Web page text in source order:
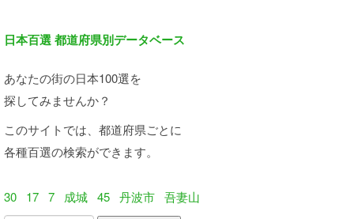
日本百選 都道府県別データベース
あなたの街の日本100選を
探してみませんか？
このサイトでは、都道府県ごとに
各種百選の検索ができます。
30 17 7 成城 45 丹波市 吾妻山